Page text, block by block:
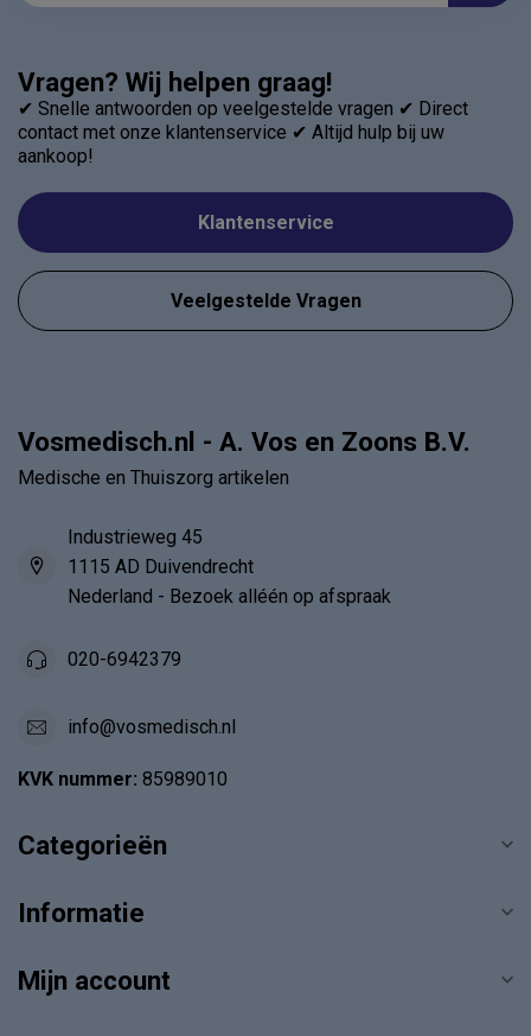
Vragen? Wij helpen graag!
✔ Snelle antwoorden op veelgestelde vragen ✔ Direct
contact met onze klantenservice ✔ Altijd hulp bij uw
aankoop!
Klantenservice
Veelgestelde Vragen
Vosmedisch.nl - A. Vos en Zoons B.V.
Medische en Thuiszorg artikelen
Industrieweg 45
1115 AD Duivendrecht
Nederland - Bezoek alléén op afspraak
020-6942379
info@vosmedisch.nl
KVK nummer: 85989010
Categorieën
Informatie
Mijn account